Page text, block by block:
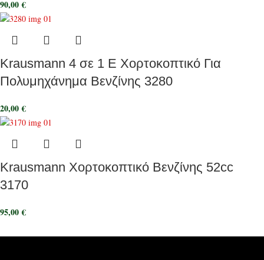
90,00€
Krausmann 4 σε 1 E Χορτοκοπτικό Για
Πολυμηχάνημα Βενζίνης 3280
20,00€
Krausmann Χορτοκοπτικό Βενζίνης 52cc
3170
95,00€